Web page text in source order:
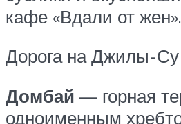
кафе «Вдали от жен».
Дорога на Джилы-Су
Домбай — горная
одноименным